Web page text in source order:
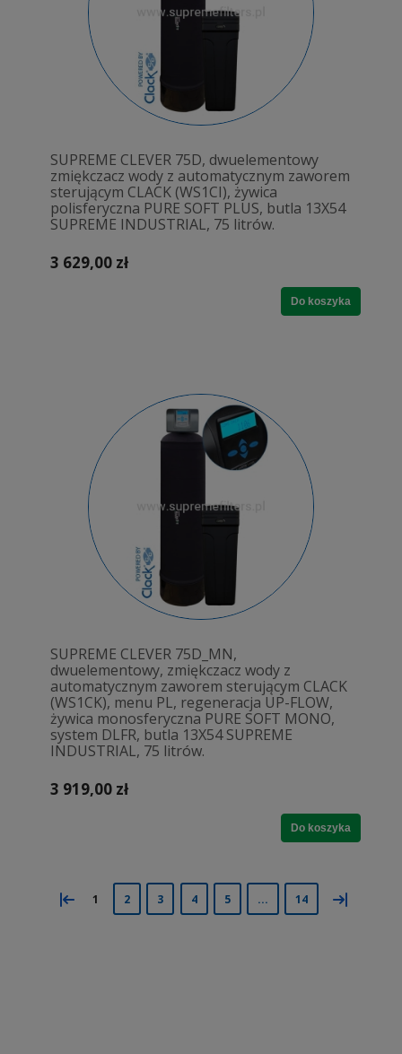
SUPREME CLEVER 75D, dwuelementowy
zmiękczacz wody z automatycznym zaworem
sterującym CLACK (WS1CI), żywica
polisferyczna PURE SOFT PLUS, butla 13X54
SUPREME INDUSTRIAL, 75 litrów.
3 629,00 zł
Do koszyka
SUPREME CLEVER 75D_MN,
dwuelementowy, zmiękczacz wody z
automatycznym zaworem sterującym CLACK
(WS1CK), menu PL, regeneracja UP-FLOW,
żywica monosferyczna PURE SOFT MONO,
system DLFR, butla 13X54 SUPREME
INDUSTRIAL, 75 litrów.
3 919,00 zł
Do koszyka
« 1 2 3 4 5 ... 14 »